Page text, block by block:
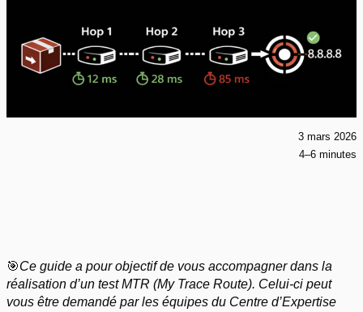
3 mars 2026
4–6 minutes
🎯Ce guide a pour objectif de vous accompagner dans la
réalisation d’un test MTR (My Trace Route). Celui-ci peut
vous être demandé par les équipes du Centre d’Expertise